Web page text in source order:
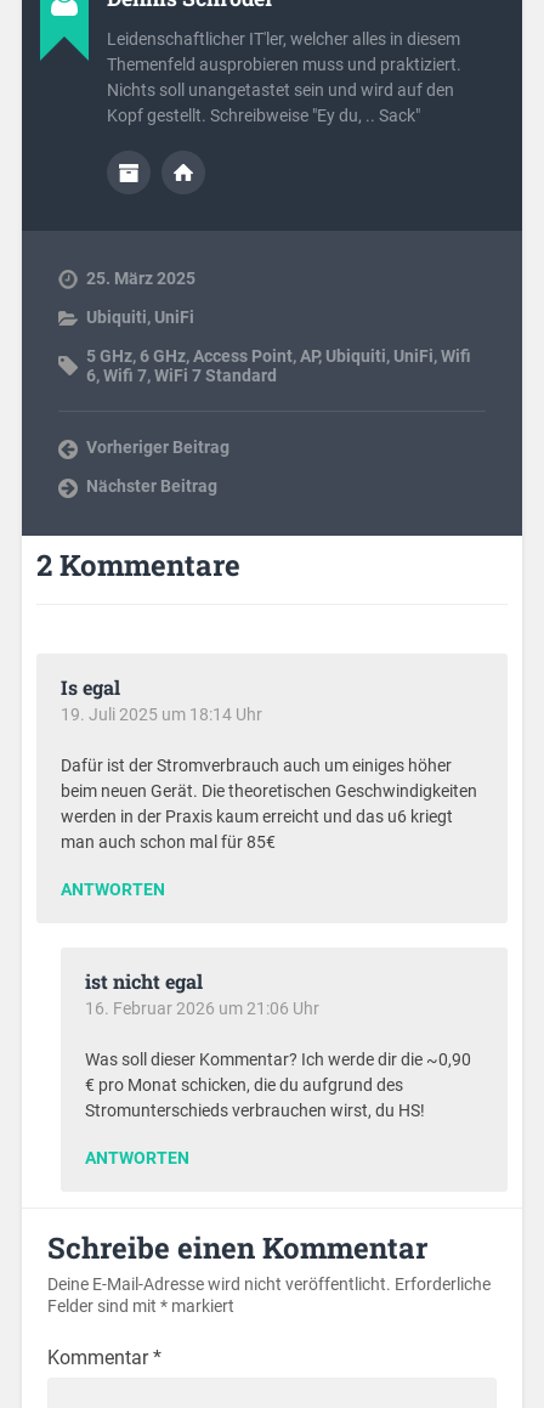
Leidenschaftlicher IT'ler, welcher alles in diesem
Themenfeld ausprobieren muss und praktiziert.
Nichts soll unangetastet sein und wird auf den
Kopf gestellt. Schreibweise "Ey du, .. Sack"
25. März 2025
Ubiquiti, UniFi
5 GHz,6 GHz,Access Point,AP, Ubiquiti, UniFi,Wifi
6,Wifi 7,WiFi 7 Standard
Vorheriger Beitrag
Nächster Beitrag
2 Kommentare
Is egal
19. Juli 2025 um 18:14 Uhr
Dafür ist der Stromverbrauch auch um einiges höher
beim neuen Gerät. Die theoretischen Geschwindigkeiten
werden in der Praxis kaum erreicht und das u6 kriegt
man auch schon mal für 85€
ANTWORTEN
ist nicht egal
16. Februar 2026 um 21:06 Uhr
Was soll dieser Kommentar? Ich werde dir die ~0,90
€ pro Monat schicken, die du aufgrund des
Stromunterschieds verbrauchen wirst, du HS!
ANTWORTEN
Schreibe einen Kommentar
Deine E-Mail-Adresse wird nicht veröffentlicht. Erforderliche
Felder sind mit *markiert
Kommentar*